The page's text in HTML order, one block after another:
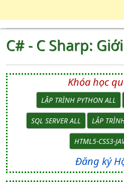
C# - C Sharp:
Khóa học
LẬP TRÌNH PYTHON ALL
SQL SERVER ALL LẬP
HTML5-CSS3-
Đăng ký